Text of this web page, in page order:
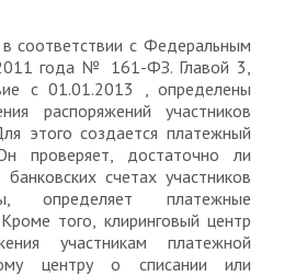
соответствии с Федеральным
года № 161-ФЗ. Главой 3,
с 01.01.2013 , определены
распоряжений участников
этого создается платежный
проверяет, достаточно ли
счетах участников
определяет платежные
того, клиринговый центр
участникам платежной
центру о списании или